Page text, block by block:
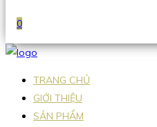
0
TRANG CHỦ
GIỚI THIỆU
SẢN PHẨM